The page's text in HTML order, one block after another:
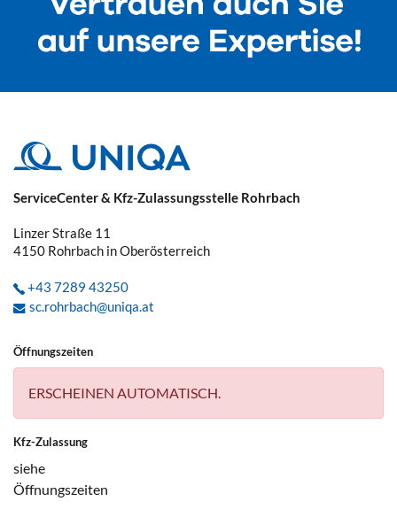
ServiceCenter & Kfz-Zulassungsstelle Rohrbach
Linzer Straße 11
4150 Rohrbach in Oberösterreich
+43 7289 43250
sc.rohrbach@uniqa.at
Öffnungszeiten
ERSCHEINEN AUTOMATISCH.
Kfz-Zulassung
siehe
Öffnungszeiten